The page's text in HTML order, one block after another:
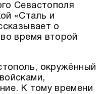
Севастополя
«Сталь и
о
время второй
окружённый
К тому времени